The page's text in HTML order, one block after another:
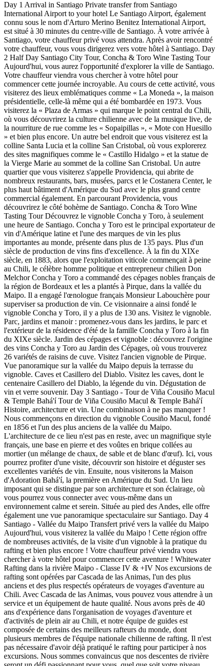
Day 1 Arrival in Santiago Private transfer from Santiago
International Airport to your hotel Le Santiago Airport, également
connu sous le nom d'Arturo Merino Benitez International Airport,
est situé à 30 minutes du centre-ville de Santiago. À votre arrivée à
Santiago, votre chauffeur privé vous attendra. Après avoir rencontré
votre chauffeur, vous vous dirigerez vers votre hôtel à Santiago. Day
2 Half Day Santiago City Tour, Concha & Toro Wine Tasting Tour
Aujourd'hui, vous aurez l'opportunité d'explorer la ville de Santiago.
Votre chauffeur viendra vous chercher à votre hôtel pour
commencer cette journée incroyable. Au cours de cette activité, vous
visiterez des lieux emblématiques comme « La Moneda », la maison
présidentielle, celle-là même qui a été bombardée en 1973. Vous
visiterez la « Plaza de Armas » qui marque le point central du Chili,
où vous découvrirez la culture chilienne avec de la musique live, de
la nourriture de rue comme les « Sopaipillas », « Mote con Huesillo
» et bien plus encore. Un autre bel endroit que vous visiterez est la
colline Santa Lucia et la colline San Cristobal, où vous explorerez
des sites magnifiques comme le « Castillo Hidalgo » et la statue de
la Vierge Marie au sommet de la colline San Cristobal. Un autre
quartier que vous visiterez s'appelle Providencia, qui abrite de
nombreux restaurants, bars, musées, parcs et le Costanera Center, le
plus haut bâtiment d'Amérique du Sud avec le plus grand centre
commercial également. En parcourant Providencia, vous
découvrirez le côté bohème de Santiago. Concha & Toro Wine
Tasting Tour Découvrez le vignoble Concha y Toro, à seulement
une heure de Santiago. Concha y Toro est le principal exportateur de
vin d'Amérique latine et l'une des marques de vin les plus
importantes au monde, présente dans plus de 135 pays. Plus d'un
siècle de production de vins fins d'excellence. À la fin du XIXe
siècle, en 1883, alors que l'exploitation viticole commençait à peine
au Chili, le célèbre homme politique et entrepreneur chilien Don
Melchor Concha y Toro a commandé des cépages nobles français de
la région de Bordeaux et les a plantés à Pirque, dans la vallée du
Maipo. Il a engagé l'œnologue français Monsieur Labouchère pour
superviser sa production de vin. Ce visionnaire a ainsi fondé le
vignoble Concha y Toro, il y a plus de 130 ans. Visitez le vignoble.
Parc, jardins et manoir : promenez-vous dans les jardins, le parc et
l'extérieur de la résidence d'été de la famille Concha y Toro à la fin
du XIXe siècle. Jardin des cépages et vignoble : découvrez l'origine
des vins Concha y Toro au Jardin des Cépages, où vous trouverez
26 variétés de raisins de cuve. Visitez l'ancien vignoble de Pirque.
Vue panoramique sur la vallée du Maipo depuis la terrasse du
vignoble. Caves et Casillero del Diablo. Visitez les caves, dont le
centenaire Casillero del Diablo, la légende du vin. Dégustation de
vin et verre souvenir. Day 3 Santiago - Tour de Viña Cousiño Macul
& Temple Bahá'í Tour de Viña Cousiño Macul & Temple Bahá'í
Histoire, architecture et vin. Une combinaison à ne pas manquer !
Nous commençons en direction du vignoble Cousiño Macul, fondé
en 1856 et l'un des plus anciens de la vallée du Maipo.
L'architecture de ce lieu n'est pas en reste, avec un magnifique style
français, une base en pierre et des voûtes en brique collées au
mortier (un mélange de chaux, de sable et de blanc d'œuf). Ici, vous
pourrez profiter d'une visite, découvrir son histoire et déguster ses
excellentes variétés de vin. Ensuite, nous visiterons la Maison
d'Adoration Bahá'í, la première en Amérique du Sud. Un lieu
imposant qui se distingue par son architecture et son éclairage, où
vous pourrez vous connecter avec vous-même dans un
environnement calme et serein. Située au pied des Andes, elle offre
également une vue panoramique spectaculaire sur Santiago. Day 4
Santiago - Vallée du Maipo Transfert privé vers la vallée du Maipo
Aujourd'hui, vous visiterez la vallée du Maipo ! Cette région offre
de nombreuses activités, de la visite d'un vignoble à la pratique du
rafting et bien plus encore ! Votre chauffeur privé viendra vous
chercher à votre hôtel pour commencer cette aventure ! Whitewater
Rafting dans la rivière Maipo - Classe IV & +IV Nos excursions de
rafting sont opérées par Cascada de las Animas, l'un des plus
anciens et des plus respectés opérateurs de voyages d'aventure au
Chili. Avec Cascada de las Animas, vous pouvez vous attendre à un
service et un équipement de haute qualité. Nous avons près de 40
ans d'expérience dans l'organisation de voyages d'aventure et
d'activités de plein air au Chili, et notre équipe de guides est
composée de certains des meilleurs rafteurs du monde, dont
plusieurs membres de l'équipe nationale chilienne de rafting. Il n'est
pas nécessaire d'avoir déjà pratiqué le rafting pour participer à nos
excursions. Nous sommes convaincus que nos descentes de rivière